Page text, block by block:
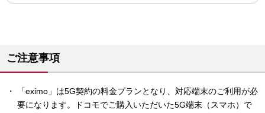
ご注意事項
「eximo」は5G契約の料金プランとなり、対応端末のご利用が必
要になります。ドコモでご購入いただいた5G端末（スマホ）で